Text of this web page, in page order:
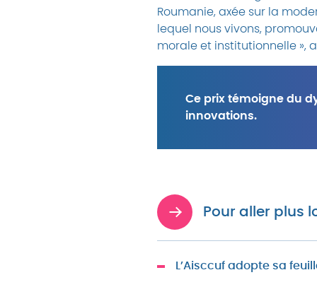
Roumanie, axée sur la
lequel nous vivons,
morale et institutionnelle »,
Ce prix témoigne du
innovations.
Pour aller plus
L’Aisccuf adopte sa